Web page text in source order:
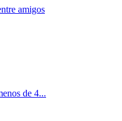
amigos
de 4...